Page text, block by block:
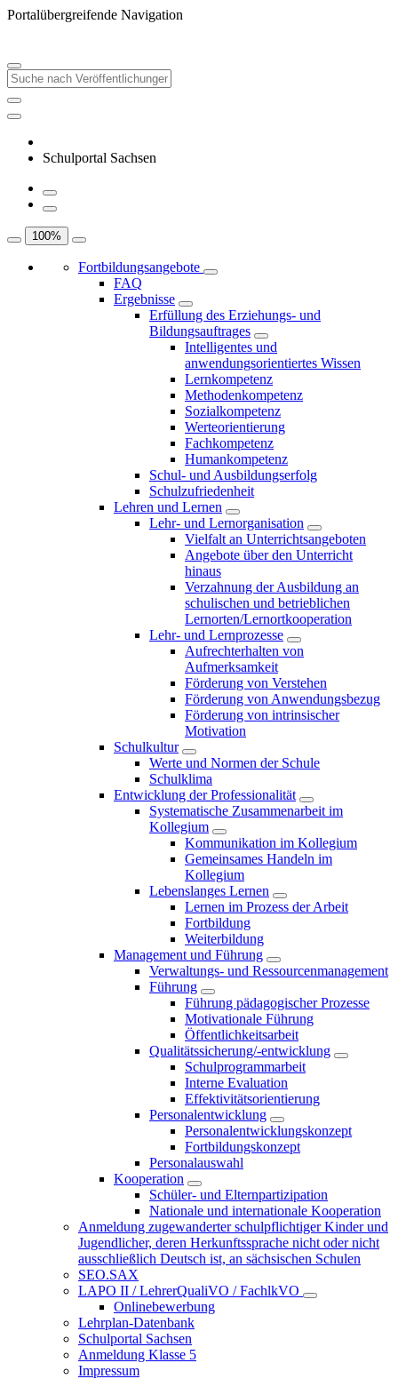
Portalübergreifende Navigation
Schulportal Sachsen
100%
Fortbildungsangebote
FAQ
Ergebnisse
Erfüllung des Erziehungs- und
Bildungsauftrages
Intelligentes und
anwendungsorientiertes Wissen
Lernkompetenz
Methodenkompetenz
Sozialkompetenz
Werteorientierung
Fachkompetenz
Humankompetenz
Schul- und Ausbildungserfolg
Schulzufriedenheit
Lehren und Lernen
Lehr- und Lernorganisation
Vielfalt an Unterrichtsangeboten
Angebote über den Unterricht
hinaus
Verzahnung der Ausbildung an
schulischen und betrieblichen
Lernorten/Lernortkooperation
Lehr- und Lernprozesse
Aufrechterhalten von
Aufmerksamkeit
Förderung von Verstehen
Förderung von Anwendungsbezug
Förderung von intrinsischer
Motivation
Schulkultur
Werte und Normen der Schule
Schulklima
Entwicklung der Professionalität
Systematische Zusammenarbeit im
Kollegium
Kommunikation im Kollegium
Gemeinsames Handeln im
Kollegium
Lebenslanges Lernen
Lernen im Prozess der Arbeit
Fortbildung
Weiterbildung
Management und Führung
Verwaltungs- und Ressourcenmanagement
Führung
Führung pädagogischer Prozesse
Motivationale Führung
Öffentlichkeitsarbeit
Qualitätssicherung/-entwicklung
Schulprogrammarbeit
Interne Evaluation
Effektivitätsorientierung
Personalentwicklung
Personalentwicklungskonzept
Fortbildungskonzept
Personalauswahl
Kooperation
Schüler- und Elternpartizipation
Nationale und internationale Kooperation
Anmeldung zugewanderter schulpflichtiger Kinder und
Jugendlicher, deren Herkunftssprache nicht oder nicht
ausschließlich Deutsch ist, an sächsischen Schulen
SEO.SAX
LAPO II / LehrerQualiVO / FachlkVO
Onlinebewerbung
Lehrplan-Datenbank
Schulportal Sachsen
Anmeldung Klasse 5
Impressum